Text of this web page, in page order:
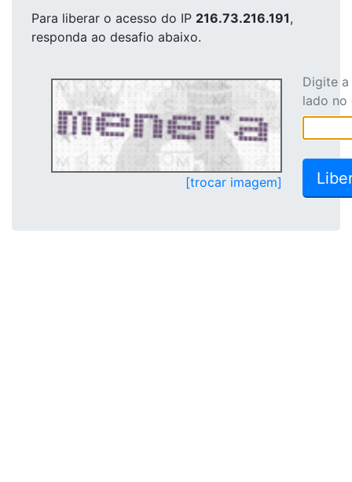
Para liberar o acesso do IP 216.73.216.191,
responda ao desafio abaixo.
[trocar imagem]
Digite
lado no